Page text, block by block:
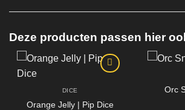
Deze producten passen hier
DICE
Orange Jelly | Pip Dice
Orc